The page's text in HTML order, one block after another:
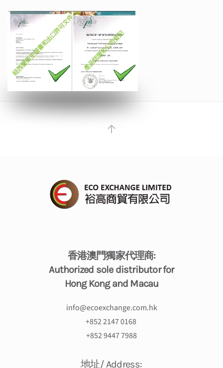
地址/ Address:
香港澳門獨家代理商:
Authorized sole distributor for
Hong Kong and Macau
info@ecoexchange.com.hk
+852 2147 0168
+852 9447 7988